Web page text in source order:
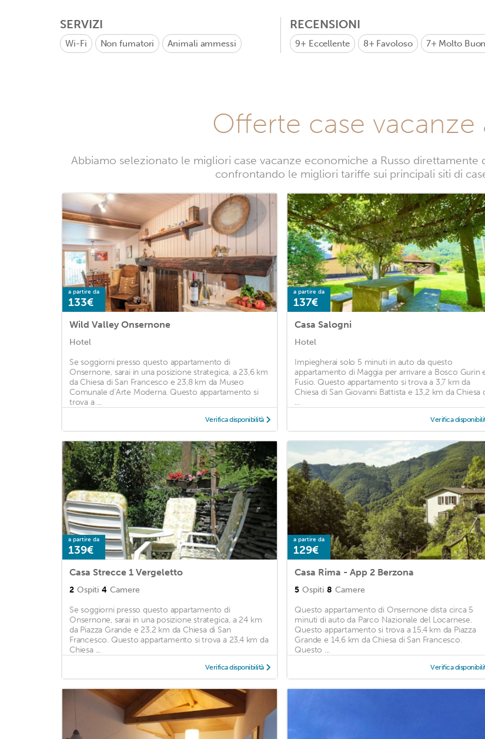
SERVIZI
Wi-Fi Non fumatori Animali ammessi
RECENSIONI
9+ Eccellente 8+ Favoloso 7+ Molto
Offerte case vacanze
Abbiamo selezionato le migliori case vacanze economiche a Russo
confrontando le migliori tariffe sui principali siti di
a partire da
133€
Wild Valley Onsernone
Hotel
Se soggiorni presso questo appartamento di
Onsernone, sarai in una posizione strategica, a 23,6 km
da Chiesa di San Francesco e 23,8 km da Museo
Comunale d’Arte Moderna. Questo appartamento si
trova a ...
Verifica disponibilità
a partire da
137€
Casa Salogni
Hotel
Impiegherai solo 5 minuti in auto da questo
appartamento di Maggia per arrivare a Bosco Gurin
Fusio. Questo appartamento si trova a 3,7 km da
Chiesa di San Giovanni Battista e 13,2 km da Chiesa
...
Verifica
a partire da
139€
Casa Strecce 1 Vergeletto
2 Ospiti 4 Camere
Se soggiorni presso questo appartamento di
Onsernone, sarai in una posizione strategica, a 24 km
da Piazza Grande e 23,2 km da Chiesa di San
Francesco. Questo appartamento si trova a 23,4 km da
Chiesa ...
Verifica disponibilità
a partire da
129€
Casa Rima - App 2 Berzona
5 Ospiti 8 Camere
Questo appartamento di Onsernone dista circa 5
minuti di auto da Parco Nazionale del Locarnese.
Questo appartamento si trova a 15,4 km da Piazza
Grande e 14,6 km da Chiesa di San Francesco.
Questo ...
Verifica